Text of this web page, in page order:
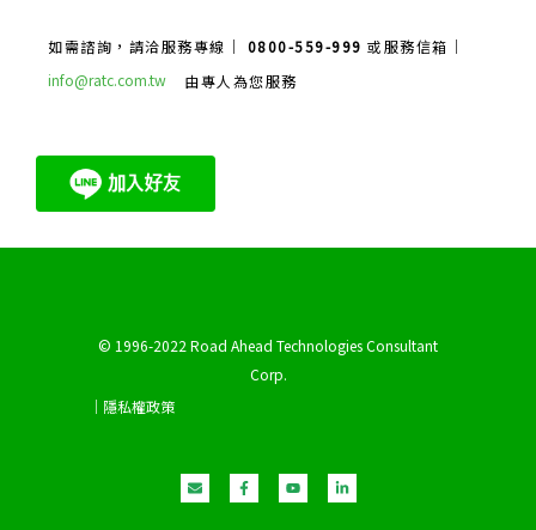
如需諮詢，請洽服務專線｜ 0800-559-999 或服務信箱｜
info@ratc.com.tw
由專人為您服務
© 1996-2022 Road Ahead Technologies Consultant
Corp.
｜隱私權政策
n
v
e
a
c
e
o
u
t
i
n
k